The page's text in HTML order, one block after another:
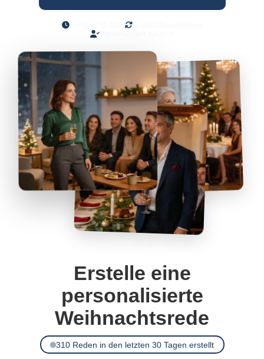
Fertig in 10 Min.
Gratis Überarbeitung
Erstelle eine
personalisierte
Weihnachtsrede
310 Reden in den letzten 30 Tagen erstellt